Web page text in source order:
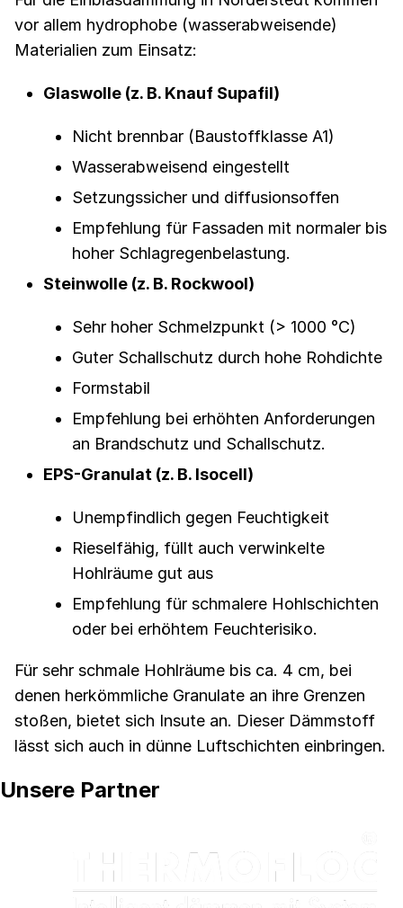
vor allem hydrophobe (wasserabweisende)
Materialien zum Einsatz:
Glaswolle (z. B. Knauf Supafil)
Nicht brennbar (Baustoffklasse A1)
Wasserabweisend eingestellt
Setzungssicher und diffusionsoffen
Empfehlung für Fassaden mit normaler bis
hoher Schlagregenbelastung.
Steinwolle (z. B. Rockwool)
Sehr hoher Schmelzpunkt (> 1000 °C)
Guter Schallschutz durch hohe Rohdichte
Formstabil
Empfehlung bei erhöhten Anforderungen
an Brandschutz und Schallschutz.
EPS-Granulat (z. B. Isocell)
Unempfindlich gegen Feuchtigkeit
Rieselfähig, füllt auch verwinkelte
Hohlräume gut aus
Empfehlung für schmalere Hohlschichten
oder bei erhöhtem Feuchterisiko.
Für sehr schmale Hohlräume bis ca. 4 cm, bei
denen herkömmliche Granulate an ihre Grenzen
stoßen, bietet sich Insute an. Dieser Dämmstoff
lässt sich auch in dünne Luftschichten einbringen.
Unsere Partner